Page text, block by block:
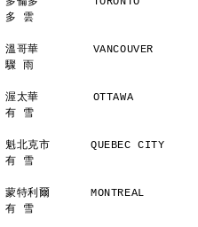
多 雲
溫哥華        VANCOUVER
驟 雨
渥太華        OTTAWA
有 雪
魁北克市      QUEBEC
有 雪
蒙特利爾      MONTREAL
有 雪